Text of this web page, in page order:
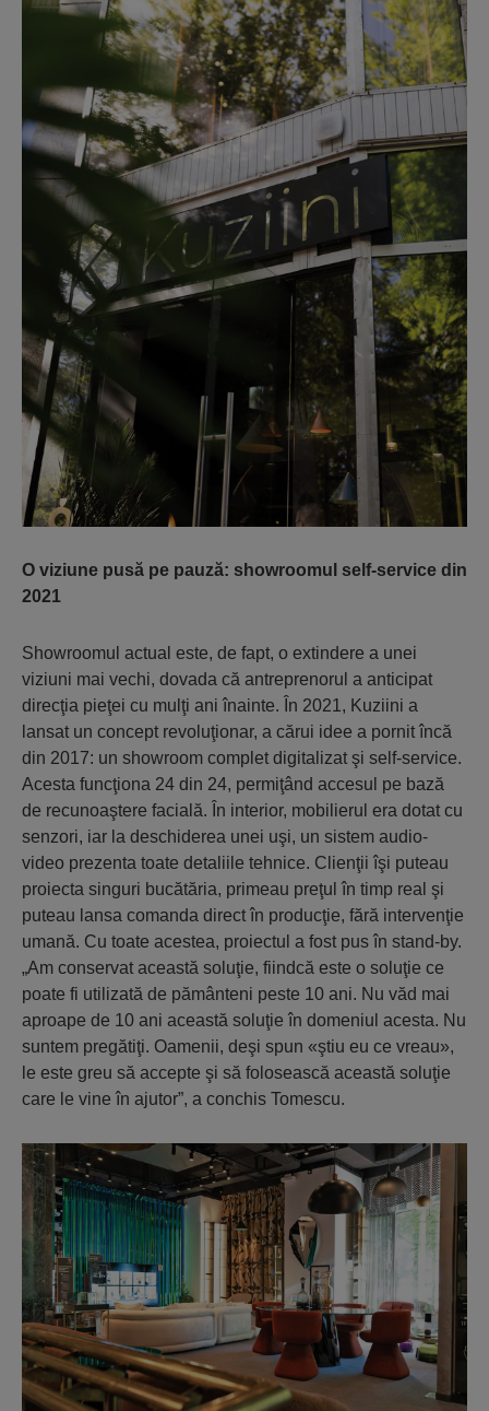
O viziune pusă pe pauză: showroomul self-service din
2021
Showroomul actual este, de fapt, o extindere a unei
viziuni mai vechi, dovada că antreprenorul a anticipat
direcţia pieţei cu mulţi ani înainte. În 2021, Kuziini a
lansat un concept revoluţionar, a cărui idee a pornit încă
din 2017: un showroom complet digitalizat şi self-service.
Acesta funcţiona 24 din 24, permiţând accesul pe bază
de recunoaştere facială. În interior, mobilierul era dotat cu
senzori, iar la deschiderea unei uşi, un sistem audio-
video prezenta toate detaliile tehnice. Clienţii îşi puteau
proiecta singuri bucătăria, primeau preţul în timp real şi
puteau lansa comanda direct în producţie, fără intervenţie
umană. Cu toate acestea, proiectul a fost pus în stand-by.
„Am conservat această soluţie, fiindcă este o soluţie ce
poate fi utilizată de pământeni peste 10 ani. Nu văd mai
aproape de 10 ani această soluţie în domeniul acesta. Nu
suntem pregătiţi. Oamenii, deşi spun «ştiu eu ce vreau»,
le este greu să accepte şi să folosească această soluţie
care le vine în ajutor”, a conchis Tomescu.